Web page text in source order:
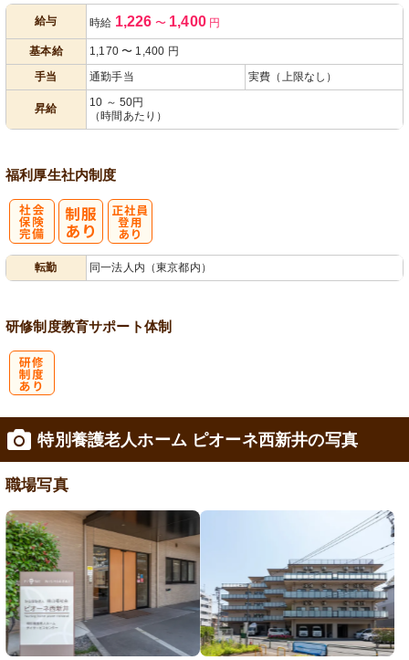
給与 時給 1,226 〜 1,400円
基本給 1,170 〜 1,400 円
手当
通勤手当 実費（上限なし）
昇給
10 ～ 50円
（時間あたり）
福利厚生社内制度
転勤 同一法人内（東京都内）
研修制度教育サポート体制
特別養護老人ホーム ピオーネ西新井の写真
職場写真